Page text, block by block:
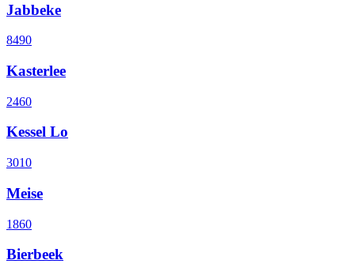
Jabbeke
8490
Kasterlee
2460
Kessel Lo
3010
Meise
1860
Bierbeek